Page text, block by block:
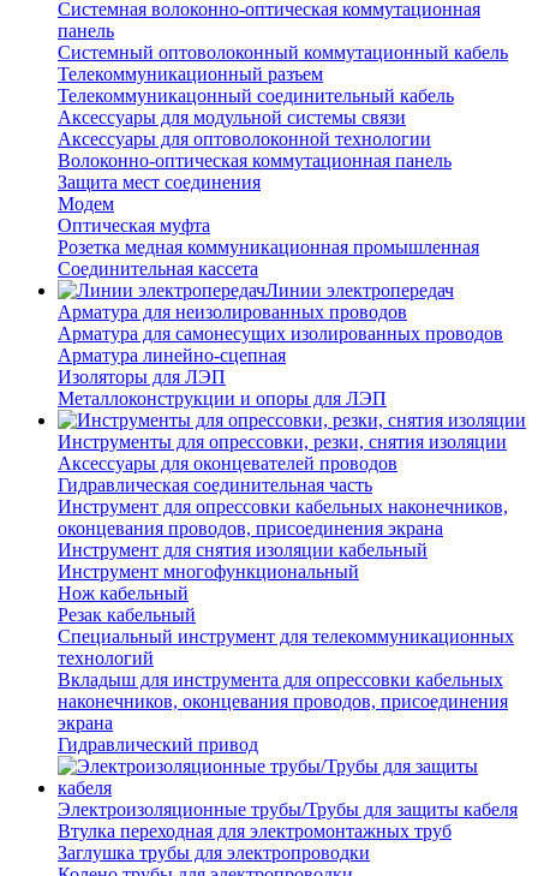
Системная волоконно-оптическая коммутационная
панель
Системный оптоволоконный коммутационный кабель
Телекоммуникационный разъем
Телекоммуникацонный соединительный кабель
Аксессуары для модульной системы связи
Аксессуары для оптоволоконной технологии
Волоконно-оптическая коммутационная панель
Защита мест соединения
Модем
Оптическая муфта
Розетка медная коммуникационная промышленная
Соединительная кассета
Линии электропередач
Арматура для неизолированных проводов
Арматура для самонесущих изолированных проводов
Арматура линейно-сцепная
Изоляторы для ЛЭП
Металлоконструкции и опоры для ЛЭП
Инструменты для опрессовки, резки, снятия изоляции
Аксессуары для оконцевателей проводов
Гидравлическая соединительная часть
Инструмент для опрессовки кабельных наконечников,
оконцевания проводов, присоединения экрана
Инструмент для снятия изоляции кабельный
Инструмент многофункциональный
Нож кабельный
Резак кабельный
Специальный инструмент для телекоммуникационных
технологий
Вкладыш для инструмента для опрессовки кабельных
наконечников, оконцевания проводов, присоединения
экрана
Гидравлический привод
Электроизоляционные трубы/Трубы для защиты кабеля
Втулка переходная для электромонтажных труб
Заглушка трубы для электропроводки